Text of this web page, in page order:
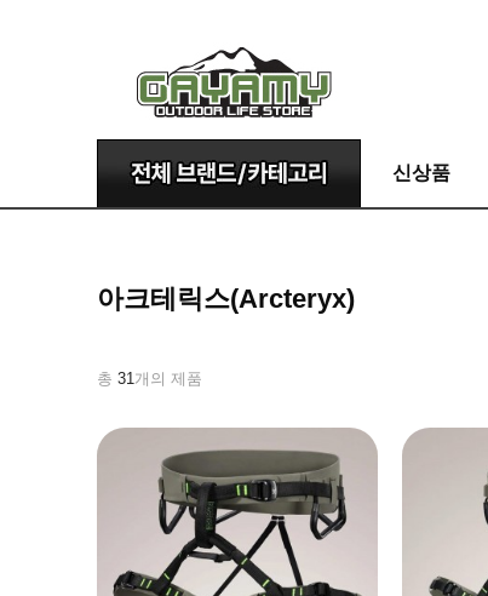
신상품
아크테릭스(Arcteryx)
총 31개의 제품